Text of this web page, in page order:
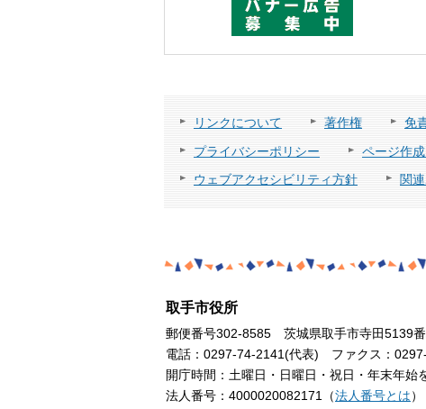
リンクについて 著作権
免
プライバシーポリシー
ページ作
ウェブアクセシビリティ方針
関
取手市役所
郵便番号302-8585 茨城県取手市寺田5139
電話：0297-74-2141(代表) ファクス：
開庁時間：土曜日・日曜日・祝日・年末年
法人番号：4000020082171（法人番号とは）